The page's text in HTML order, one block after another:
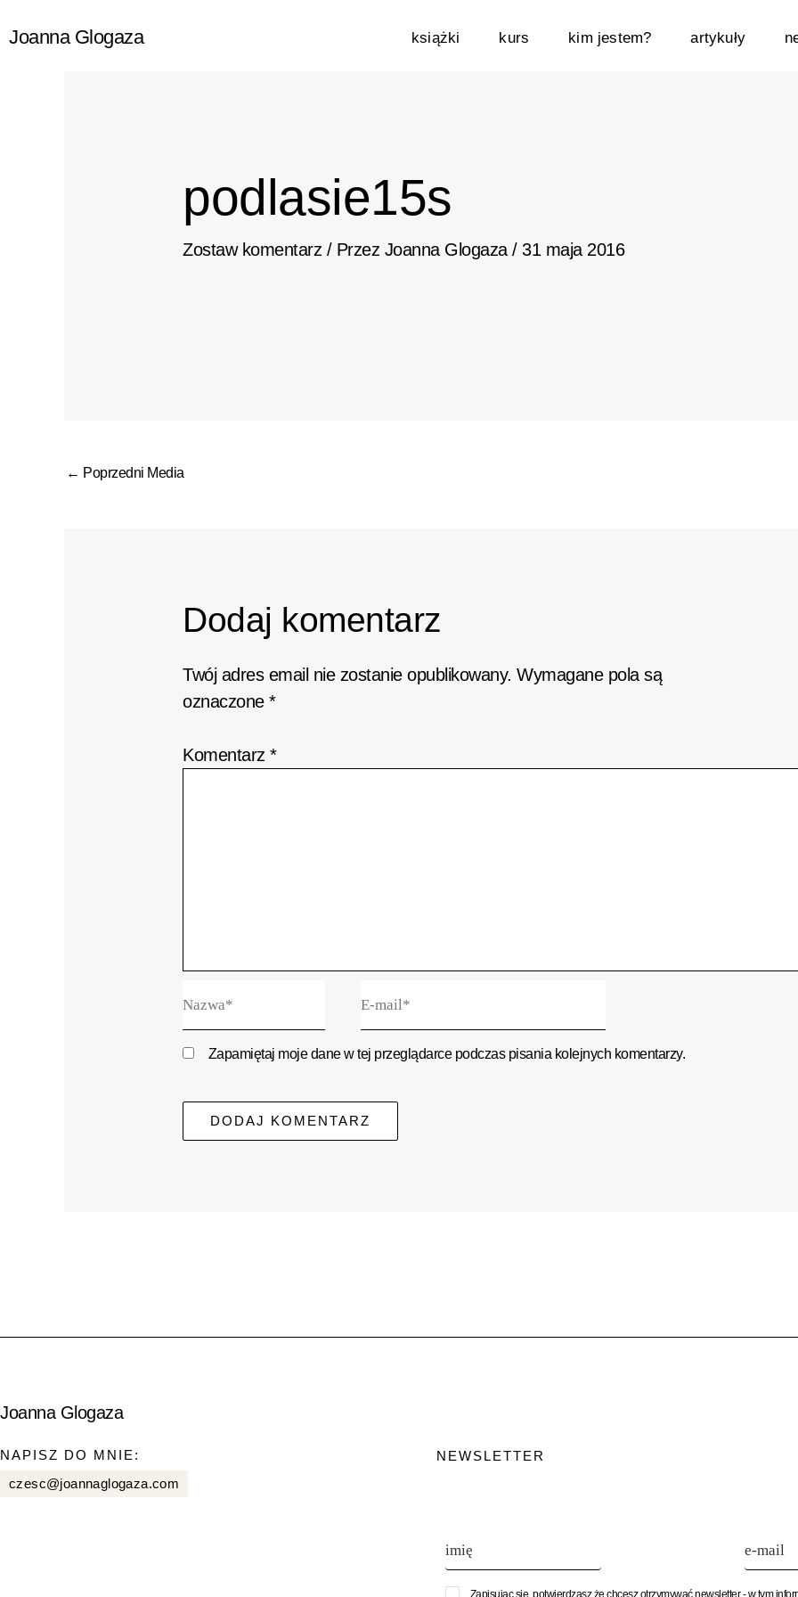
doJoanna Glogaza książki kurs kim jestem? artykuły
podlasie15s
Zostaw komentarz / Przez Joanna Glogaza/31 maja 2016
← Poprzedni Media
Dodaj komentarz
Twój adres email nie zostanie opublikowany. Wymagane pola są
oznaczone*
Komentarz*
Zapamiętaj moje dane w tej przeglądarce podczas pisania kolejnych komentarzy.
Joanna Glogaza
NAPISZ DO MNIE:
czesc@joannaglogaza.com
NEWSLETTER
Zapisując się, potwierdzasz że chcesz otrzymywać newsletter - w tym